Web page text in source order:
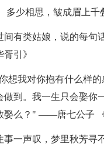
多少相思，皱成眉上
间有类姑娘，说的每
引》
想我对你抱有什么样
做到。我一生只会娶你
娶么？" ——唐七公子 《
事一声叹，梦里秋芳